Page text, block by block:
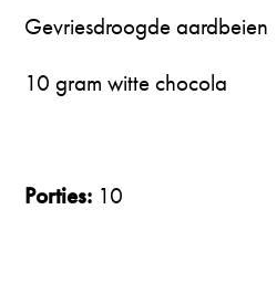
Gevriesdroogde aardbeien
10 gram witte chocola
Porties: 10